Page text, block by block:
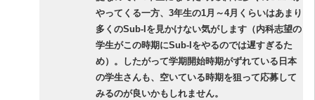
やってくる一方、3年生の1月～4月くらいはあまり
多くのSub-Iを見かけない気がします（内科志望の
学生がこの時期にSub-Iをやるのでは遅すぎるた
め）。したがって学期開始時期がずれている日本
の学生さんも、空いている時期を狙って応募して
みるのが良いかもしれません。